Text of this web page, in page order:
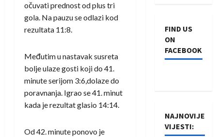
očuvati prednost od plus tri
gola. Na pauzu se odlazi kod
rezultata 11:8.
Međutim u nastavak susreta
bolje ulaze gosti koji do 41.
minute serijom 3:6,dolaze do
poravnanja. Igrao se 41. minut
kada je rezultat glasio 14:14.
Od 42. minute ponovo je
FIND US
ON
FACEBOOK
NAJNOVIJE
VIJESTI: